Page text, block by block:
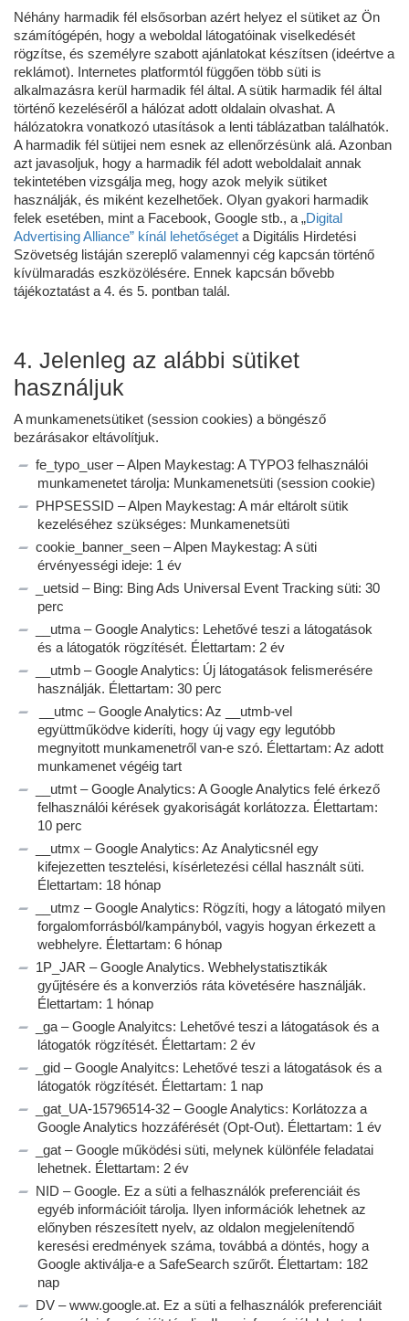
Néhány harmadik fél elsősorban azért helyez el sütiket az Ön
számítógépén, hogy a weboldal látogatóinak viselkedését
rögzítse, és személyre szabott ajánlatokat készítsen (ideértve a
reklámot). Internetes platformtól függően több süti is
alkalmazásra kerül harmadik fél által. A sütik harmadik fél által
történő kezeléséről a hálózat adott oldalain olvashat. A
hálózatokra vonatkozó utasítások a lenti táblázatban találhatók.
A harmadik fél sütijei nem esnek az ellenőrzésünk alá. Azonban
azt javasoljuk, hogy a harmadik fél adott weboldalait annak
tekintetében vizsgálja meg, hogy azok melyik sütiket
használják, és miként kezelhetőek. Olyan gyakori harmadik
felek esetében, mint a Facebook, Google stb., a „Digital
Advertising Alliance” kínál lehetőséget a Digitális Hirdetési
Szövetség listáján szereplő valamennyi cég kapcsán történő
kívülmaradás eszközölésére. Ennek kapcsán bővebb
tájékoztatást a 4. és 5. pontban talál.
4. Jelenleg az alábbi sütiket
használjuk
A munkamenetsütiket (session cookies) a böngésző
bezárásakor eltávolítjuk.
fe_typo_user – Alpen Maykestag: A TYPO3 felhasználói
munkamenetet tárolja: Munkamenetsüti (session cookie)
PHPSESSID – Alpen Maykestag: A már eltárolt sütik
kezeléséhez szükséges: Munkamenetsüti
cookie_banner_seen – Alpen Maykestag: A süti
érvényességi ideje: 1 év
_uetsid – Bing: Bing Ads Universal Event Tracking süti: 30
perc
__utma – Google Analytics: Lehetővé teszi a látogatások
és a látogatók rögzítését. Élettartam: 2 év
__utmb – Google Analytics: Új látogatások felismerésére
használják. Élettartam: 30 perc
__utmc – Google Analytics: Az __utmb-vel
együttműködve kideríti, hogy új vagy egy legutóbb
megnyitott munkamenetről van-e szó. Élettartam: Az adott
munkamenet végéig tart
__utmt – Google Analytics: A Google Analytics felé érkező
felhasználói kérések gyakoriságát korlátozza. Élettartam:
10 perc
__utmx – Google Analytics: Az Analyticsnél egy
kifejezetten tesztelési, kísérletezési céllal használt süti.
Élettartam: 18 hónap
__utmz – Google Analytics: Rögzíti, hogy a látogató milyen
forgalomforrásból/kampányból, vagyis hogyan érkezett a
webhelyre. Élettartam: 6 hónap
1P_JAR – Google Analytics. Webhelystatisztikák
gyűjtésére és a konverziós ráta követésére használják.
Élettartam: 1 hónap
_ga – Google Analyitcs: Lehetővé teszi a látogatások és a
látogatók rögzítését. Élettartam: 2 év
_gid – Google Analyitcs: Lehetővé teszi a látogatások és a
látogatók rögzítését. Élettartam: 1 nap
_gat_UA-15796514-32 – Google Analytics: Korlátozza a
Google Analytics hozzáférését (Opt-Out). Élettartam: 1 év
_gat – Google működési süti, melynek különféle feladatai
lehetnek. Élettartam: 2 év
NID – Google. Ez a süti a felhasználók preferenciáit és
egyéb információit tárolja. Ilyen információk lehetnek az
előnyben részesített nyelv, az oldalon megjelenítendő
keresési eredmények száma, továbbá a döntés, hogy a
Google aktiválja-e a SafeSearch szűrőt. Élettartam: 182
nap
DV – www.google.at. Ez a süti a felhasználók preferenciáit